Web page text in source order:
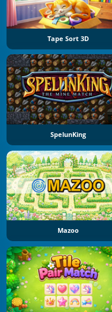
Tape Sort 3D
SpelunKing
Mazoo